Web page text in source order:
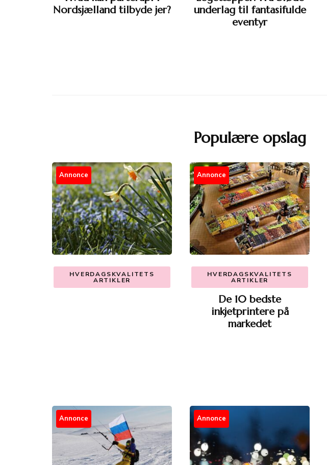
Nordsjælland tilbyde jer?
underlag til fantasifulde
eventyr
Populære opslag
Annonce
HVERDAGSKVALITETS
ARTIKLER
Annonce
HVERDAGSKVALITETS
ARTIKLER
De 10 bedste
inkjetprintere på
markedet
Annonce Annonce